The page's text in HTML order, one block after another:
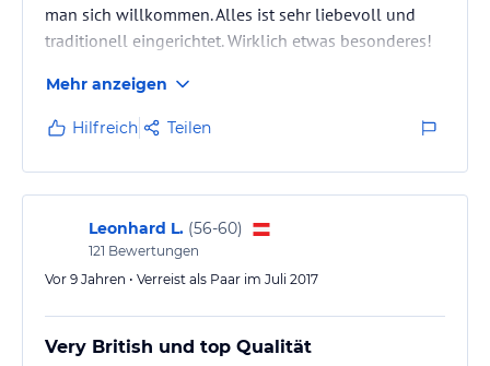
Hinweis: Verfasst von HolidayCheck mit Hilfe von KI. Alle
verbindlichenAngebotsdetails
man sich willkommen. Alles ist sehr liebevoll und
traditionell eingerichtet. Wirklich etwas besonderes!
Mehr anzeigen
Hilfreich Teilen
Leonhard L. (56-60)
121 Bewertungen
Vor 9 Jahren • Verreist als Paar im Juli 2017
Very British und top Qualität